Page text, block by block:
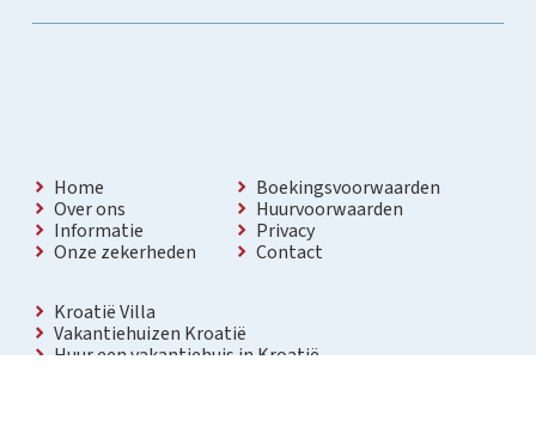
Home
Over ons
Informatie
Onze zekerheden
Boekingsvoorwaarden
Huurvoorwaarden
Privacy
Contact
Kroatië Villa
Vakantiehuizen Kroatië
Huur een vakantiehuis in Kroatië